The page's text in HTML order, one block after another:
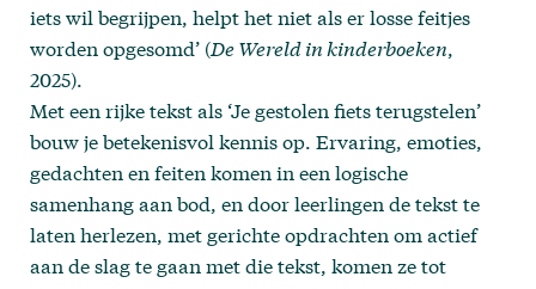
iets wil begrijpen, helpt het niet als er losse feitjes
worden opgesomd’ (De Wereld in kinderboeken,
2025).
Met een rijke tekst als ‘Je gestolen fiets terugstelen’
bouw je betekenisvol kennis op. Ervaring, emoties,
gedachten en feiten komen in een logische
samenhang aan bod, en door leerlingen de tekst te
laten herlezen, met gerichte opdrachten om actief
aan de slag te gaan met die tekst, komen ze tot